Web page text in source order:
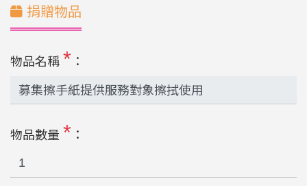
捐贈物品
物品名稱 * ：
物品數量 * ：